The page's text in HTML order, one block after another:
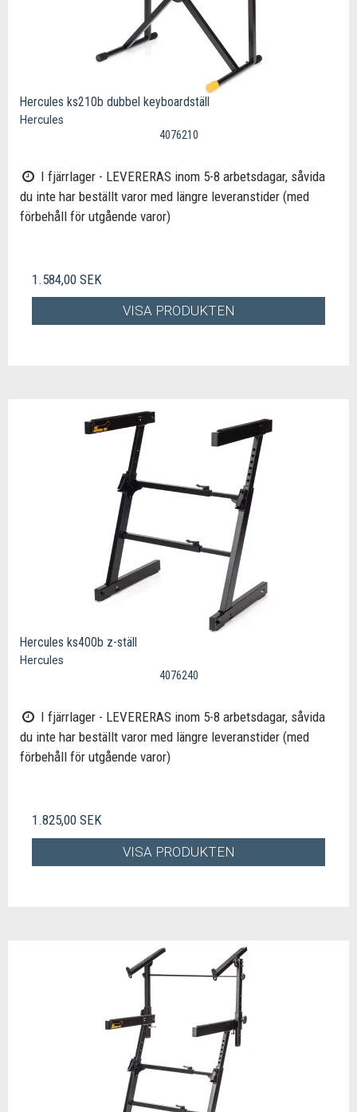
Hercules ks210b dubbel keyboardställ
Hercules
4076210
I fjärrlager - LEVERERAS inom 5-8 arbetsdagar, såvida
du inte har beställt varor med längre leveranstider (med
förbehåll för utgående varor)
1.584,00 SEK
VISA PRODUKTEN
Hercules ks400b z-ställ
Hercules
4076240
I fjärrlager - LEVERERAS inom 5-8 arbetsdagar, såvida
du inte har beställt varor med längre leveranstider (med
förbehåll för utgående varor)
1.825,00 SEK
VISA PRODUKTEN